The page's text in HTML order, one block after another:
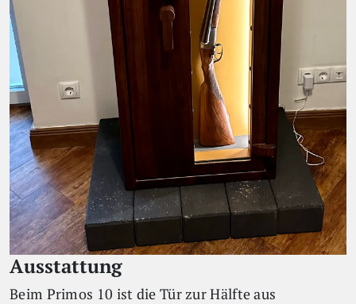
Ausstattung
Beim Primos 10 ist die Tür zur Hälfte aus